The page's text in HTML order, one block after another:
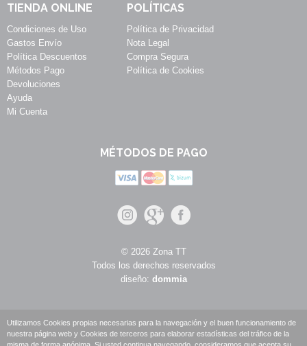
TIENDA ONLINE
Condiciones de Uso
Gastos Envío
Política Descuentos
Métodos Pago
Devoluciones
Ayuda
Mi Cuenta
POLÍTICAS
Política de Privacidad
Nota Legal
Compra Segura
Política de Cookies
MÉTODOS DE PAGO
© 2026 Zona TT
Todos los derechos reservados
diseño: dommia
Utilizamos Cookies propias necesarias para la navegación y el buen funcionamiento de
nuestra página web y Cookies de terceros para elaborar estadísticas del tráfico de la